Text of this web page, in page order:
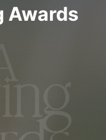
Awards